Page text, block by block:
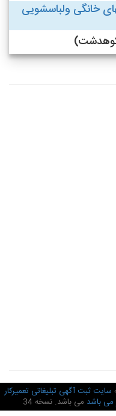
خانگی ولباسشویی
ثبت آگهی تبلیغاتی تعمیرکار
باشدمی باشد. نسخه 34